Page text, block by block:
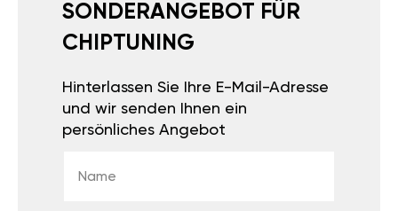
SONDERANGEBOT FÜR
CHIPTUNING
Hinterlassen Sie Ihre E-Mail-Adresse
und wir senden Ihnen ein
persönliches Angebot